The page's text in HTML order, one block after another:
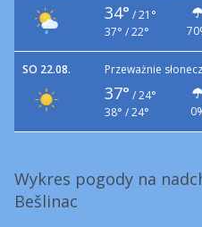
34° / 21°
37° / 22°
SO 22.08. Przeważnie
37° / 24°
38° / 24°
Wykres pogody na
Bešlinac